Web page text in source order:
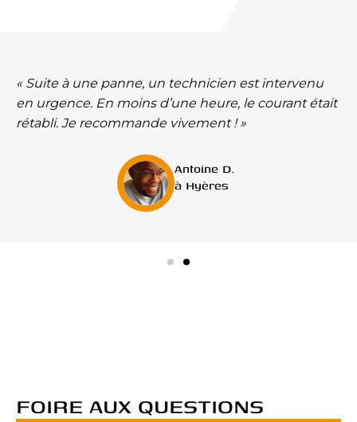
« Suite à une panne, un technicien est intervenu
en urgence. En moins d’une heure, le courant était
rétabli. Je recommande vivement ! »
Antoine D.
à Hyères
FOIRE AUX QUESTIONS